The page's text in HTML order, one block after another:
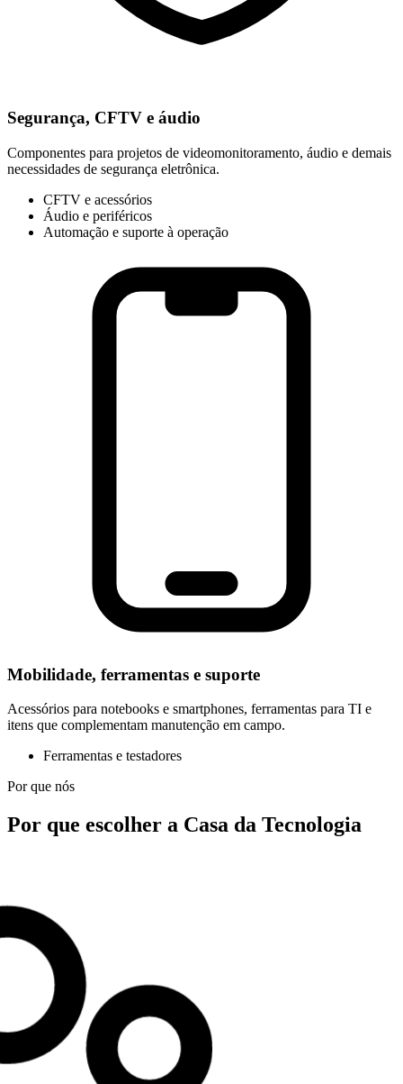
Segurança, CFTV e áudio
Componentes para projetos de videomonitoramento, áudio e demais
necessidades de segurança eletrônica.
CFTV e acessórios
Áudio e periféricos
Automação e suporte à operação
Mobilidade, ferramentas e suporte
Acessórios para notebooks e smartphones, ferramentas para TI e
itens que complementam manutenção em campo.
Ferramentas e testadores
Por que nós
Por que escolher a Casa da Tecnologia